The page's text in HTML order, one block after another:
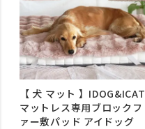
【 犬 マット 】IDOG&ICAT
マットレス専用ブロックフ
ァー敷パッド アイドッグ